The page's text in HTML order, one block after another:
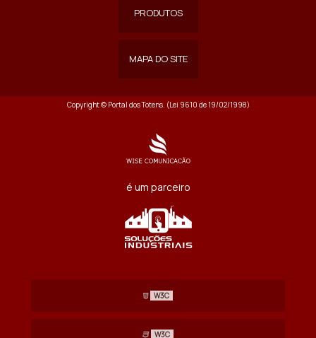
PRODUTOS
MAPA DO SITE
Copyright © Portal dos Totens. (Lei 9610 de 19/02/1998)
é um parceiro
W3C
W3C